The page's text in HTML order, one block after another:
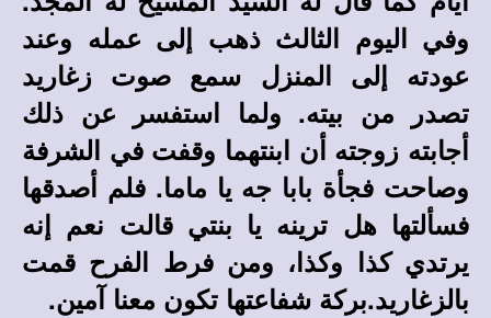
وفي اليوم الثالث ذهب إلى عمله وعند
عودته إلى المنزل سمع صوت زغاريد
تصدر من بيته. ولما استفسر عن ذلك
أجابته زوجته أن ابنتهما وقفت في الشرفة
وصاحت فجأة بابا جه يا ماما. فلم أصدقها
فسألتها هل ترينه يا بنتي قالت نعم إنه
يرتدي كذا وكذا، ومن فرط الفرح قمت
بالزغاريد.بركة شفاعتها تكون معنا آمين.